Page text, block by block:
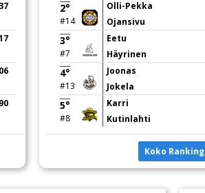
2°
#14
Olli-Pekka
Ojansivu
3°
#7
Eetu
Häyrinen
4°
#13
Joonas
Jokela
5°
#8
Karri
Kutinlahti
Koko Ranking